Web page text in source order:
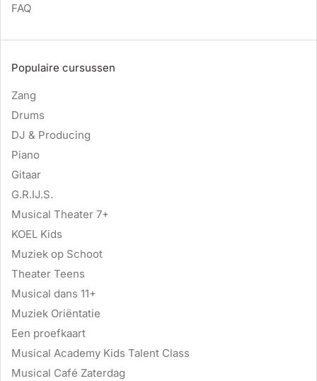
FAQ
Populaire cursussen
Zang
Drums
DJ & Producing
Piano
Gitaar
G.R.IJ.S.
Musical Theater 7+
KOEL Kids
Muziek op Schoot
Theater Teens
Musical dans 11+
Muziek Oriëntatie
Een proefkaart
Musical Academy Kids Talent Class
Musical Café Zaterdag